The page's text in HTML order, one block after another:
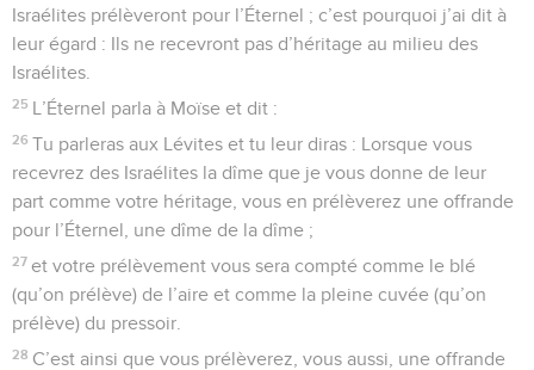
Israélites prélèveront pour l’Éternel ; c’est pourquoi j’ai dit à
leur égard : Ils ne recevront pas d’héritage au milieu des
Israélites.
25 L’Éternel parla à Moïse et dit :
26 Tu parleras aux Lévites et tu leur diras : Lorsque vous
recevrez des Israélites la dîme que je vous donne de leur
part comme votre héritage, vous en prélèverez une offrande
pour l’Éternel, une dîme de la dîme ;
27 et votre prélèvement vous sera compté comme le blé
(qu’on prélève) de l’aire et comme la pleine cuvée (qu’on
prélève) du pressoir.
28 C’est ainsi que vous prélèverez, vous aussi, une offrande